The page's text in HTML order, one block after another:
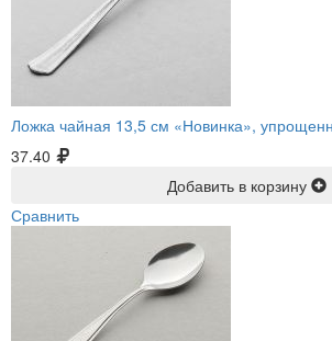
Ложка чайная 13,5 см «Новинка»,
37.40
Добавить в корзину
Сравнить